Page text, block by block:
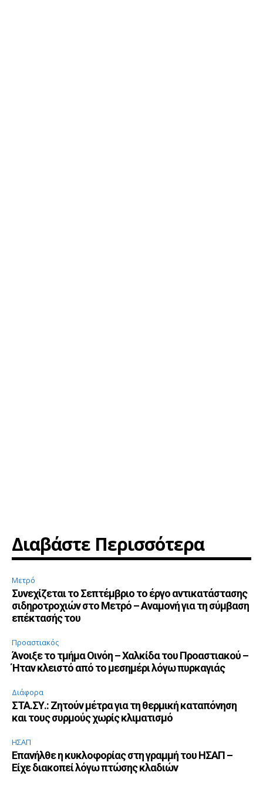
Διαβάστε Περισσότερα
Μετρό
Συνεχίζεται το Σεπτέμβριο το έργο αντικατάστασης
σιδηροτροχιών στο Μετρό – Αναμονή για τη σύμβαση
επέκτασής του
Προαστιακός
Άνοιξε το τμήμα Οινόη – Χαλκίδα του Προαστιακού –
Ήταν κλειστό από το μεσημέρι λόγω πυρκαγιάς
Διάφορα
ΣΤΑ.ΣΥ.: Ζητούν μέτρα για τη θερμική καταπόνηση
και τους συρμούς χωρίς κλιματισμό
ΗΣΑΠ
Επανήλθε η κυκλοφορίας στη γραμμή του ΗΣΑΠ –
Είχε διακοπεί λόγω πτώσης κλαδιών